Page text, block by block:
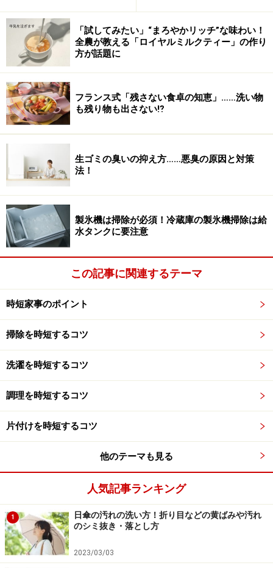
「試してみたい」“まろやかリッチ”な味わい！
全農が教える「ロイヤルミルクティー」の作り
方が話題に
フランス式「残さない食卓の知恵」……洗い物
も残り物も出さない⁉
生ゴミの臭いの抑え方……悪臭の原因と対策
法！
製氷機は掃除が必須！冷蔵庫の製氷機掃除は給
水タンクに要注意
この記事に関連するテーマ
時短家事のポイント
掃除を時短するコツ
洗濯を時短するコツ
調理を時短するコツ
片付けを時短するコツ
他のテーマも見る
人気記事ランキング
1
日傘の汚れの洗い方！折り目などの黄ばみや汚れ
のシミ抜き・落とし方
2023/03/03